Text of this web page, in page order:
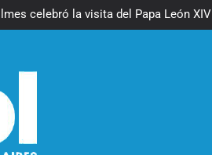
celebró la visita del Papa León
se sumaron a la marcha frente al
celebró la visita del Papa León XIV
se sumaron a la marcha frente al
para los activos argentinos:
y el riesgo país quedó al borde de